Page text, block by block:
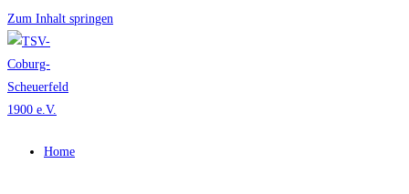
Zum Inhalt springen
Home